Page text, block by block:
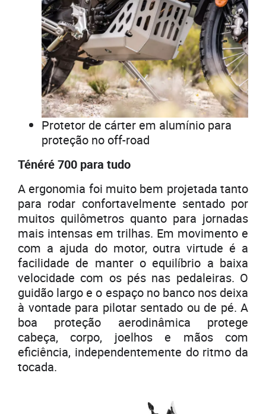
Protetor de cárter em alumínio para
proteção no off-road
Ténéré 700 para tudo
A ergonomia foi muito bem projetada tanto
para rodar confortavelmente sentado por
muitos quilômetros quanto para jornadas
mais intensas em trilhas. Em movimento e
com a ajuda do motor, outra virtude é a
facilidade de manter o equilíbrio a baixa
velocidade com os pés nas pedaleiras. O
guidão largo e o espaço no banco nos deixa
à vontade para pilotar sentado ou de pé. A
boa proteção aerodinâmica protege
cabeça, corpo, joelhos e mãos com
eficiência, independentemente do ritmo da
tocada.